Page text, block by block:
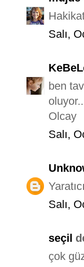
Salı,
ben
Olcay
Salı,
Salı,
seçil
çok